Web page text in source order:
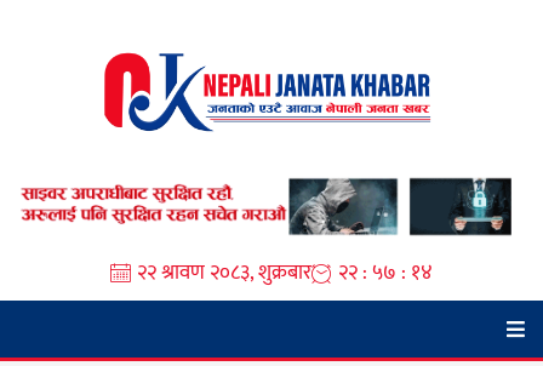
२२ श्रावण २०८३, शुक्रबार २२ : ५७ : १५